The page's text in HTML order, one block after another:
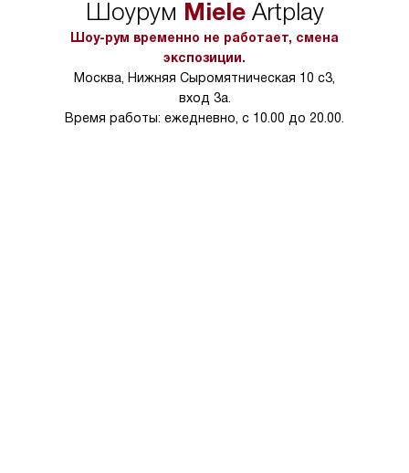
в условиях
тарифы на услуги
Шоурум MieleArtplay
Шоу-рум временно не работает, смена
экспозиции.
Москва, Нижняя Сыромятническая 10 с3,
вход 3а.
Время работы: ежедневно, с 10.00 до 20.00.